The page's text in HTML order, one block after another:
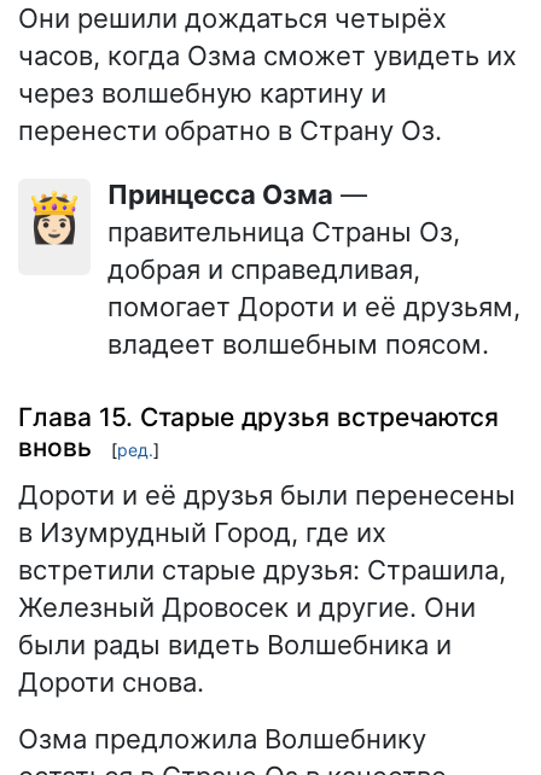
Они решили дождаться четырёх
часов, когда Озма сможет увидеть их
через волшебную картину и
перенести обратно в Страну Оз.
👸🏻 Принцесса Озма —
правительница Страны Оз,
добрая и справедливая,
помогает Дороти и её друзьям,
владеет волшебным поясом.
Глава 15. Старые друзья встречаются
вновь
[ред.]
Дороти и её друзья были перенесены
в Изумрудный Город, где их
встретили старые друзья: Страшила,
Железный Дровосек и другие. Они
были рады видеть Волшебника и
Дороти снова.
Озма предложила Волшебнику